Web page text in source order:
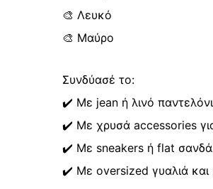
🎨 Λευκό
🎨 Μαύρο
Συνδύασέ το:
✔️ Με jean ή λινό παντελόνι
✔️ Με χρυσά accessories
✔️ Με sneakers ή flat
✔️ Με oversized γυαλιά